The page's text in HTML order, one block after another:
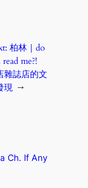
柏林｜do
me?!
雜誌店的文
現 →
Ch. If Any